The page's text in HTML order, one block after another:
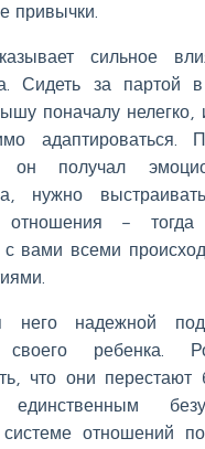
привычки.
сильное
Сидеть за партой
поначалу нелегко,
адаптироваться.
получал
нужно
отношения – тогда
с вами всеми
него надежной
своего ребенка.
что они перестают
отношений